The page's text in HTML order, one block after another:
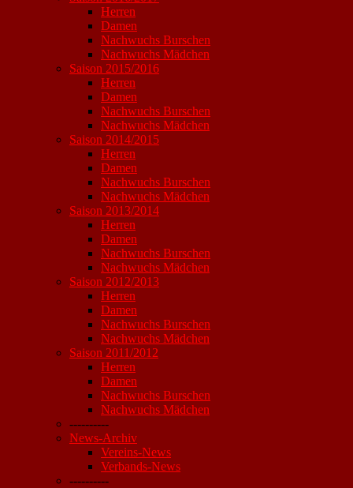
Herren
Damen
Nachwuchs Burschen
Nachwuchs Mädchen
Saison 2015/2016
Herren
Damen
Nachwuchs Burschen
Nachwuchs Mädchen
Saison 2014/2015
Herren
Damen
Nachwuchs Burschen
Nachwuchs Mädchen
Saison 2013/2014
Herren
Damen
Nachwuchs Burschen
Nachwuchs Mädchen
Saison 2012/2013
Herren
Damen
Nachwuchs Burschen
Nachwuchs Mädchen
Saison 2011/2012
Herren
Damen
Nachwuchs Burschen
Nachwuchs Mädchen
----------
News-Archiv
Vereins-News
Verbands-News
----------